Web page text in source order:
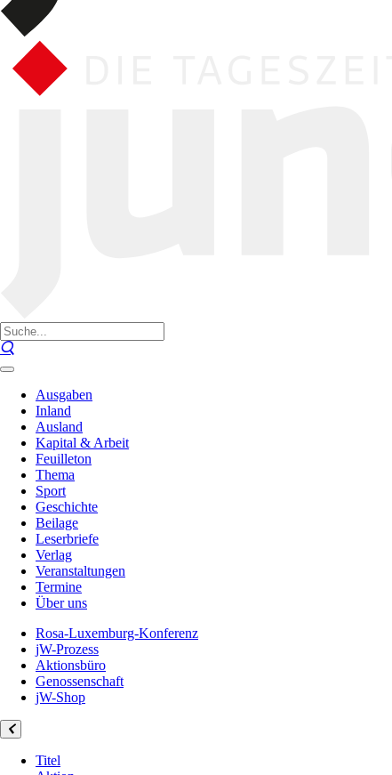
Ausgaben
Inland
Ausland
Kapital & Arbeit
Feuilleton
Thema
Sport
Geschichte
Beilage
Leserbriefe
Verlag
Veranstaltungen
Termine
Über uns
Rosa-Luxemburg-Konferenz
jW-Prozess
Aktionsbüro
Genossenschaft
jW-Shop
Titel